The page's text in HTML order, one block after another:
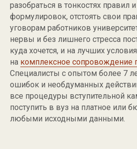
разобраться в тонкостях правил
формулировок, отстоять свои
уговорам работников
нервы и без лишнего стресса
куда хочется, и на лучших
на комплексное сопровождение
Специалисты с опытом более 7
ошибок и необдуманных
все процедуры вступительной
поступить в вуз на платное или
любыми исходными данными.